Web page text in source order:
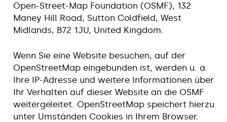
Open-Street-Map Foundation (OSMF), 132
Maney Hill Road, Sutton Coldfield, West
Midlands, B72 1JU, United Kingdom.
Wenn Sie eine Website besuchen, auf der
OpenStreetMap eingebunden ist, werden u. a.
Ihre IP-Adresse und weitere Informationen über
Ihr Verhalten auf dieser Website an die OSMF
weitergeleitet. OpenStreetMap speichert hierzu
unter Umständen Cookies in Ihrem Browser.